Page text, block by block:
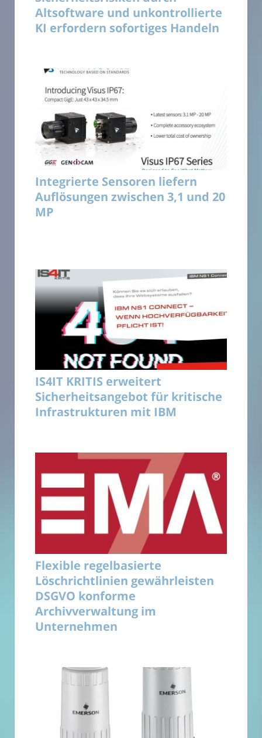
Altsoftware und unkontrollierte
KI erfordern sofortiges Handeln
Integrierte Sensoren liefern
Auflösungen zwischen 3,1 und 20
MP
IS4IT KRITIS erweitert
Sicherheitsangebot für kritische
Infrastrukturen mit IBM
Flexible regelbasierte
Löschrichtlinien gewährleisten
DSGVO konforme
Archivverwaltung im
Unternehmen